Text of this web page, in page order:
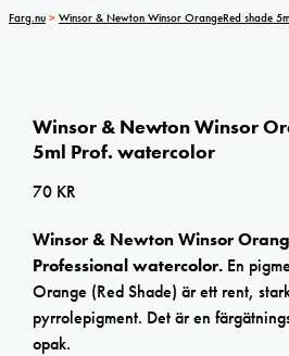
Farg.nu > Winsor & Newton Winsor OrangeRed shade
Winsor & Newton Winsor
5ml Prof. watercolor
70 KR
Winsor & Newton Winsor
Professional watercolor. En
Orange (Red Shade) är ett rent,
pyrrolepigment. Det är en
opak.